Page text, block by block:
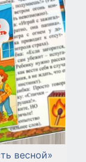
весной»